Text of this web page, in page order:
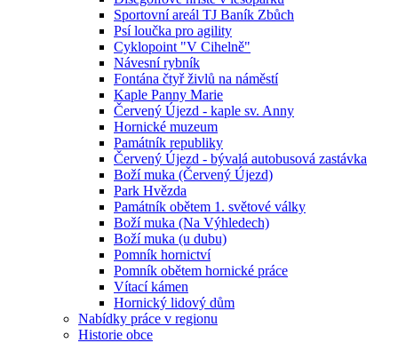
Sportovní areál TJ Baník Zbůch
Psí loučka pro agility
Cyklopoint "V Cihelně"
Návesní rybník
Fontána čtyř živlů na náměstí
Kaple Panny Marie
Červený Újezd - kaple sv. Anny
Hornické muzeum
Památník republiky
Červený Újezd - bývalá autobusová zastávka
Boží muka (Červený Újezd)
Park Hvězda
Památník obětem 1. světové války
Boží muka (Na Výhledech)
Boží muka (u dubu)
Pomník hornictví
Pomník obětem hornické práce
Vítací kámen
Hornický lidový dům
Nabídky práce v regionu
Historie obce